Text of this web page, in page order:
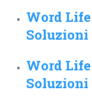
Word
Soluzioni
Word
Soluzioni